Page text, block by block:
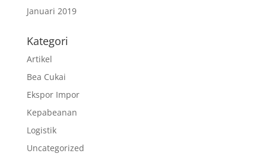
Januari 2019
Kategori
Artikel
Bea Cukai
Ekspor Impor
Kepabeanan
Logistik
Uncategorized